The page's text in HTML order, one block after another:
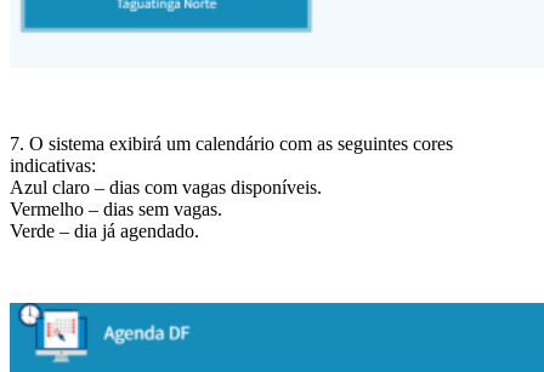
7. O sistema exibirá um calendário com as seguintes cores
indicativas:
Azul claro – dias com vagas disponíveis.
Vermelho – dias sem vagas.
Verde – dia já agendado.